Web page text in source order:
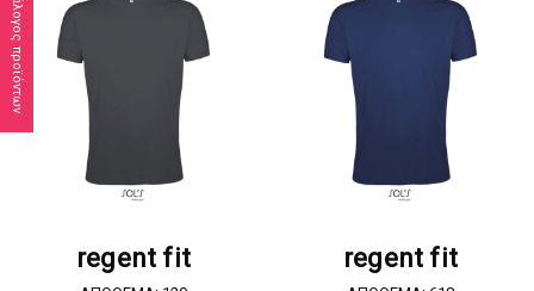
Κατάλογος προϊόντων
regent fit regent fit